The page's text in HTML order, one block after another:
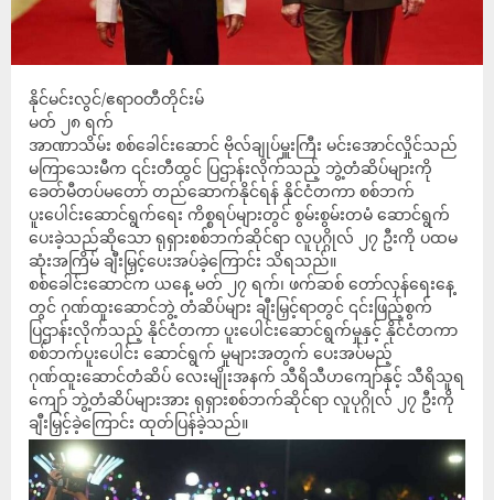
နိုင်မင်းလွင်/ဧရာဝတီတိုင်းမ်
မတ် ၂၈ ရက်
အာဏာသိမ်း စစ်ခေါင်းဆောင် ဗိုလ်ချုပ်မှူးကြီး မင်းအောင်လှိုင်သည်
မကြာသေးမီက ၎င်းတီထွင် ပြဌာန်းလိုက်သည့် ဘွဲ့တံဆိပ်များကို
ခေတ်မီတပ်မတော် တည်ဆောက်နိုင်ရန် နိုင်ငံတကာ စစ်ဘက်
ပူးပေါင်းဆောင်ရွက်ရေး ကိစ္စရပ်များတွင် စွမ်းစွမ်းတမံ ဆောင်ရွက်
ပေးခဲ့သည်ဆိုသော ရုရှားစစ်ဘက်ဆိုင်ရာ လူပုဂ္ဂိုလ် ၂၇ ဦးကို ပထမ
ဆုံးအကြိမ် ချီးမြှင့်ပေးအပ်ခဲ့ကြောင်း သိရသည်။
စစ်ခေါင်းဆောင်က ယနေ့ မတ် ၂၇ ရက်၊ ဖက်ဆစ် တော်လှန်ရေးနေ့
တွင် ဂုဏ်ထူးဆောင်ဘွဲ့ တံဆိပ်များ ချီးမြှင့်ရာတွင် ၎င်းဖြည့်စွက်
ပြဌာန်းလိုက်သည့် နိုင်ငံတကာ ပူးပေါင်းဆောင်ရွက်မှုနှင့် နိုင်ငံတကာ
စစ်ဘက်ပူးပေါင်း ဆောင်ရွက် မှုများအတွက် ပေးအပ်မည့်
ဂုဏ်ထူးဆောင်တံဆိပ် လေးမျိုးအနက် သီရိသီဟကျော်နှင့် သီရိသူရ
ကျော် ဘွဲ့တံဆိပ်များအား ရုရှားစစ်ဘက်ဆိုင်ရာ လူပုဂ္ဂိုလ် ၂၇ ဦးကို
ချီးမြှင့်ခဲ့ကြောင်း ထုတ်ပြန်ခဲ့သည်။